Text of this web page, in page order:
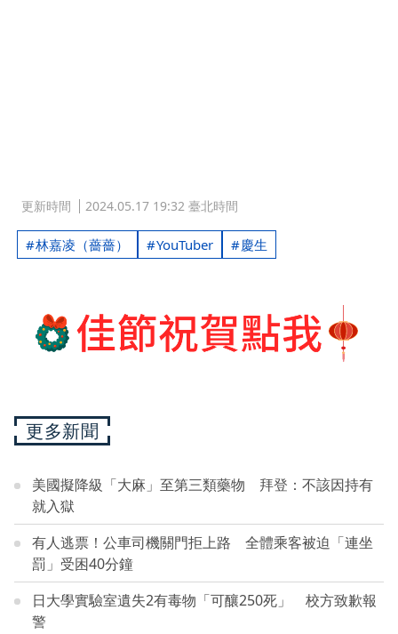
更新時間 2024.05.17 19:32 臺北時間
林嘉凌（薔薔） YouTuber 慶生
更多新聞
美國擬降級「大麻」至第三類藥物 拜登：不該因持有
就入獄
有人逃票！公車司機關門拒上路 全體乘客被迫「連坐
罰」受困40分鐘
日大學實驗室遺失2有毒物「可釀250死」 校方致歉報
警